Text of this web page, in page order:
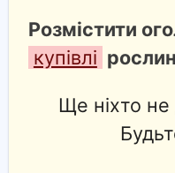
Розмістити
купівлі
Ще ніхто